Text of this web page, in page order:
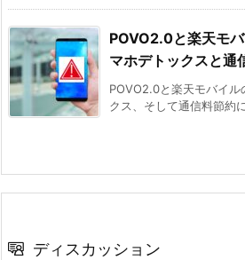
POVO2.0と楽天モ
マホデトックスと通
POVO2.0と楽天モバイル
クス、そして通信料節約
ディスカッション